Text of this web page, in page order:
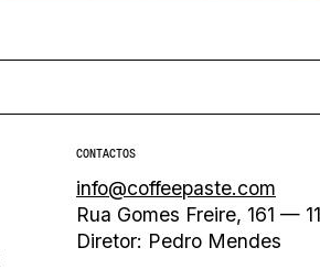
CONTACTOS
info@coffeepaste.com
Rua Gomes Freire, 161 —
Diretor: Pedro Mendes